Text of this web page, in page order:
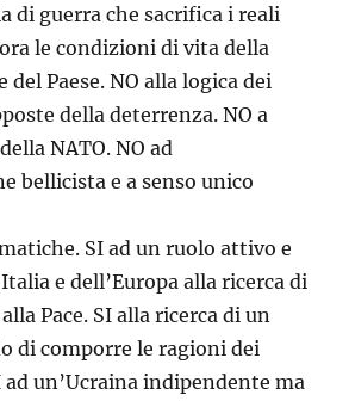
di guerra che sacrifica i reali
le condizioni di vita della
del Paese. NO alla logica dei
della deterrenza. NO a
NATO. NO ad
bellicista e a senso unico
SI ad un ruolo attivo e
e dell’Europa alla ricerca di
Pace. SI alla ricerca di un
di comporre le ragioni dei
un’Ucraina indipendente ma